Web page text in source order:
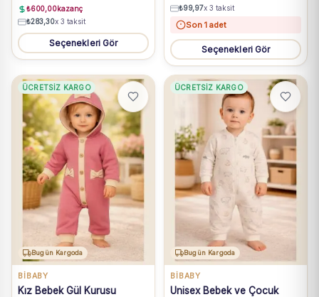
₺600,00kazanç
₺283,30x 3 taksit
Seçenekleri Gör
₺99,97x 3 taksit
Son 1 adet
Seçenekleri Gör
ÜCRETSIZ KARGO
Bugün Kargoda
BIBABY
Kız Bebek Gül Kurusu
ÜCRETSIZ KARGO
Bugün Kargoda
BIBABY
Unisex Bebek ve Çocuk